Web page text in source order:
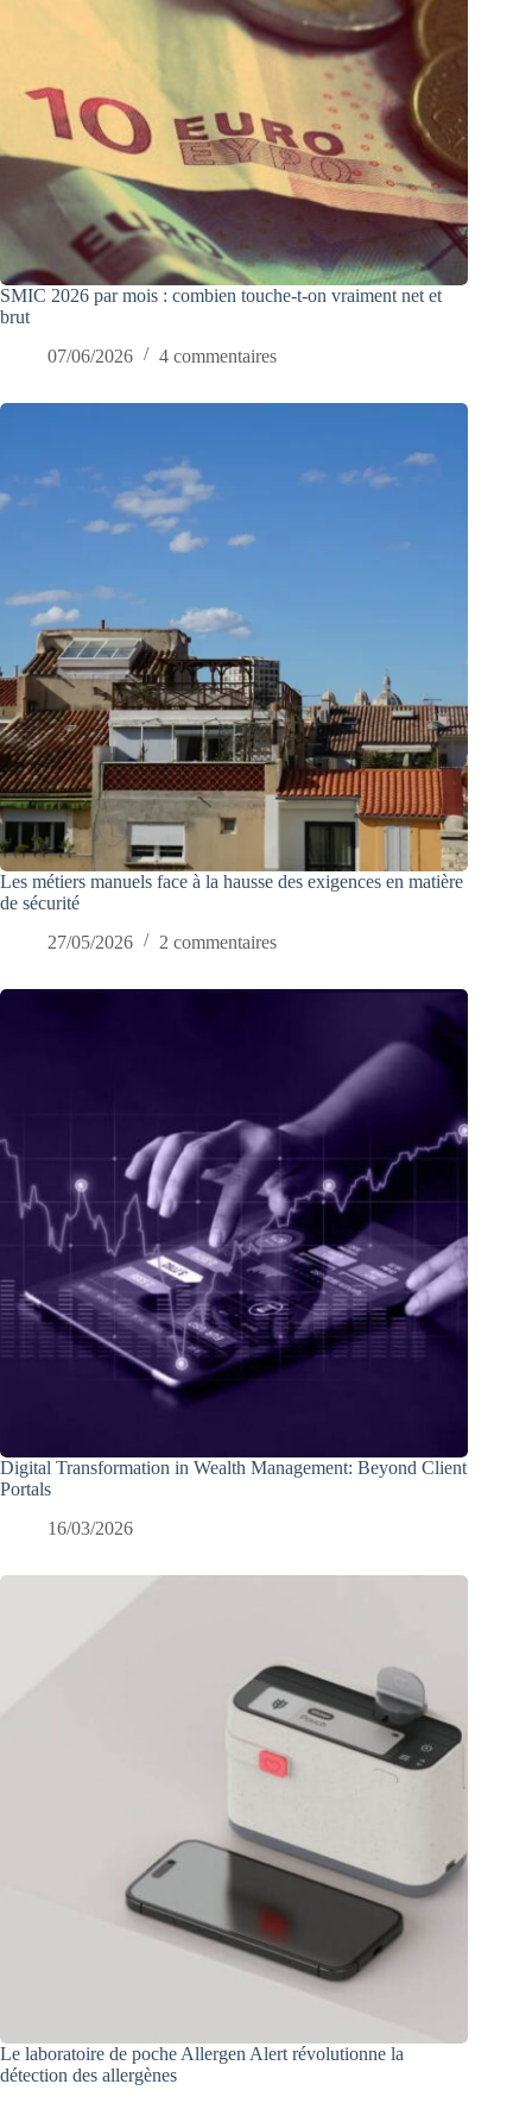
SMIC 2026 par mois : combien touche-t-on vraiment net et
brut
07/06/2026
4 commentaires
Les métiers manuels face à la hausse des exigences en matière
de sécurité
27/05/2026
2 commentaires
Digital Transformation in Wealth Management: Beyond Client
Portals
16/03/2026
Le laboratoire de poche Allergen Alert révolutionne la
détection des allergènes